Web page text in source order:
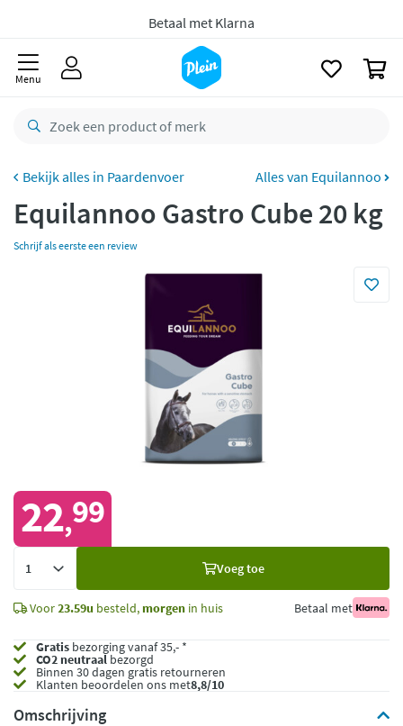
besteld,
Gratisretourneren
Menu
Paardenvoer Alles van Equilannoo
Equilannoo Gastro Cube 20 kg
Schrijf als eerste een review
22,99
Voeg toe
Voor23.59u besteld, morgen in huis Betaal met
Gratis bezorging vanaf 35,- *
CO2 neutraalbezorgd
Binnen 30 dagen gratis retourneren
Klanten beoordelen ons met8,8/10
Omschrijving